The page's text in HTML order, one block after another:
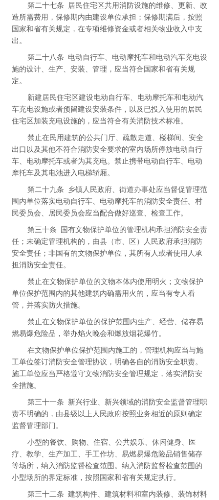
第二十七条 居民住宅区共用消防设施的维修、更新、改
造所需费用，保修期内由建设单位承担；保修期满后，按照
国家和省有关规定，在专项维修资金或者相关物业收入中支
出。
第二十八条 电动自行车、电动摩托车和电动汽车充电设
施的设计、生产、安装、管理，应当符合国家和省有关规
定。
新建居民住宅区建设电动自行车、电动摩托车和电动汽
车充电设施或者预留建设安装条件，以及已投入使用的居民
住宅区加装充电设施的，应当符合有关消防技术标准。
禁止在民用建筑的公共门厅、疏散走道、楼梯间、安全
出口以及其他不符合消防安全要求的室内场所停放电动自行
车、电动摩托车或者为其充电。禁止携带电动自行车、电动
摩托车及其电池进入电梯轿厢。
第二十九条 乡镇人民政府、街道办事处应当督促管理范
围内单位落实电动自行车、电动摩托车的消防安全责任。村
民委员会、居民委员会应当配合做好巡查、检查工作。
第三十条 国有文物保护单位的管理机构承担消防安全责
任；未确定管理机构的，由县（市、区）人民政府承担消防
安全责任；非国有的文物保护单位，其所有人或者使用人承
担消防安全责任。
禁止在文物保护单位的文物本体内使用明火；文物保护
单位保护范围内的其他建筑内确需用火的，应当有专人看
管，并落实防火措施。
禁止在文物保护单位的保护范围内生产、经营、储存易
燃易爆危险品，举办焰火晚会和燃放烟花爆竹。
在文物保护单位保护范围内施工的，管理机构应当与施
工单位签订消防安全管理协议，明确各自的消防安全职责。
施工单位应当严格遵守文物消防安全管理规定，落实消防安
全措施。
第三十一条 新兴行业、新兴领域的消防安全监督管理职
责不明确的，由县级以上人民政府按照业务相近的原则确定
监督管理部门。
小型的餐饮、购物、住宿、公共娱乐、休闲健身、医
疗、教学、生产加工、手工作坊、易燃易爆危险品销售储存
等场所，纳入消防监督检查范围。纳入消防监督检查范围的
小型场所的界定标准，按照国家和省有关规定执行。
第三十二条 建筑构件、建筑材料和室内装修、装饰材料